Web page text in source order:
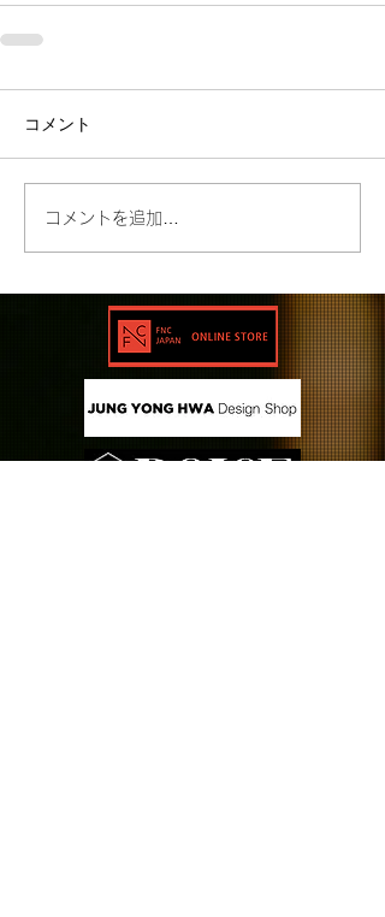
コメント
コメントを追加…